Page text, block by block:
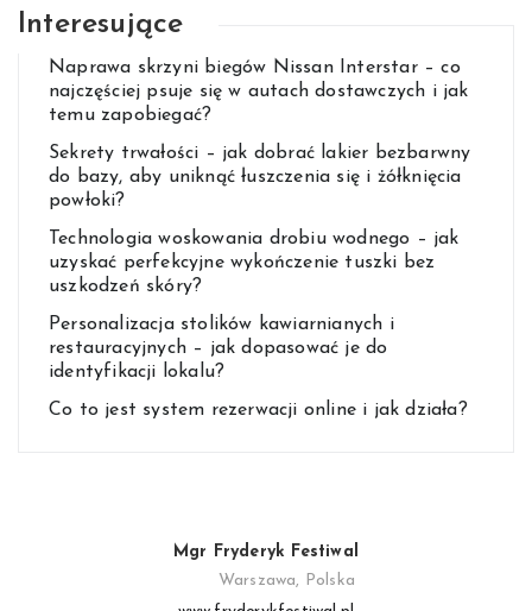
Interesujące
Naprawa skrzyni biegów Nissan Interstar – co
najczęściej psuje się w autach dostawczych i jak
temu zapobiegać?
Sekrety trwałości – jak dobrać lakier bezbarwny
do bazy, aby uniknąć łuszczenia się i żółknięcia
powłoki?
Technologia woskowania drobiu wodnego – jak
uzyskać perfekcyjne wykończenie tuszki bez
uszkodzeń skóry?
Personalizacja stolików kawiarnianych i
restauracyjnych – jak dopasować je do
identyfikacji lokalu?
Co to jest system rezerwacji online i jak działa?
Mgr Fryderyk Festiwal
Warszawa, Polska